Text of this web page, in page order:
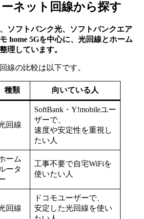
ネット回線から探す
ソフトバンク光、ソフトバンクエア
home 5Gを中心に、光回線とホーム
理しています。
線の比較は以下です。
種類 向いている人
回線
SoftBank・Y!mobileユー
ザーで、
速度や安定性を重視し
たい人
ーム
ータ
工事不要で自宅WiFiを
使いたい人
回線
ドコモユーザーで、
安定した光回線を使い